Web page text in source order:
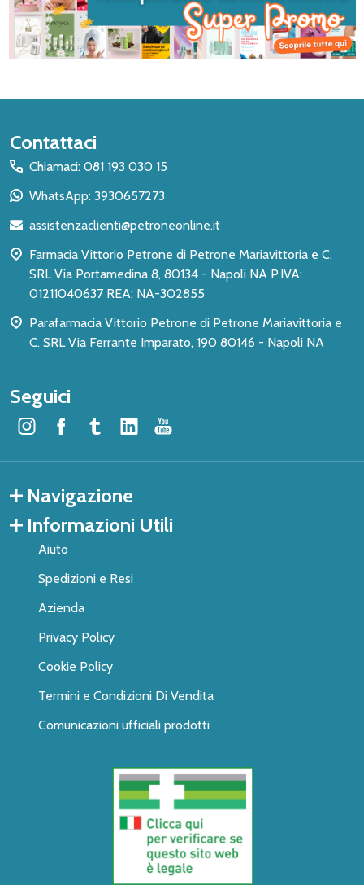
Inizio
del
piè
pagina
Contattaci
Chiamaci: 081 193 030 15
WhatsApp: 3930657273
assistenzaclienti@petroneonline.it
Farmacia Vittorio Petrone di Petrone Mariavittoria e C.
SRL Via Portamedina 8, 80134 - Napoli NA P.IVA:
01211040637 REA: NA-302855
Parafarmacia Vittorio Petrone di Petrone Mariavittoria e
C. SRL Via Ferrante Imparato, 190 80146 - Napoli NA
Seguici
Navigazione
Informazioni Utili
Aiuto
Spedizioni e Resi
Azienda
Privacy Policy
Cookie Policy
Termini e Condizioni Di Vendita
Comunicazioni ufficiali prodotti